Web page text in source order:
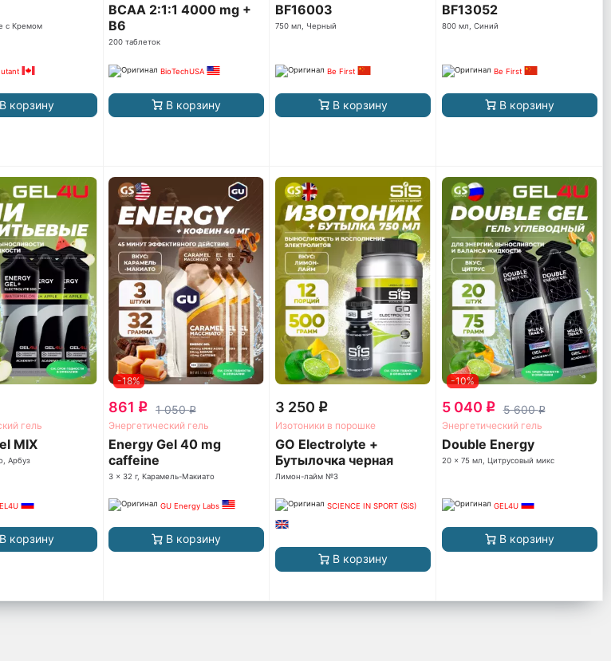
с Кремом
В корзину
BCAA 2:1:1 4000 mg +
B6
200 таблеток
BioTechUSA
В корзину
BF16003
750 мл, Черный
Be First
В корзину
BF13052
800 мл, Синий
Be First
В корзину
гель
MIX
Арбуз
В корзину
-18%
861 q 1 050q
Энергетический гель
Energy Gel 40 mg
caffeine
3 x 32 г, Карамель-Макиато
GU Energy Labs
В корзину
3 250 q
Изотоники в порошке
GO Electrolyte +
Бутылочка черная
Лимон-лайм №3
SCIENCE IN SPORT (SiS)
В корзину
-10%
5 040 q 5 600q
Энергетический гель
Double Energy
20 x 75 мл, Цитрусовый микс
GEL4U
В корзину